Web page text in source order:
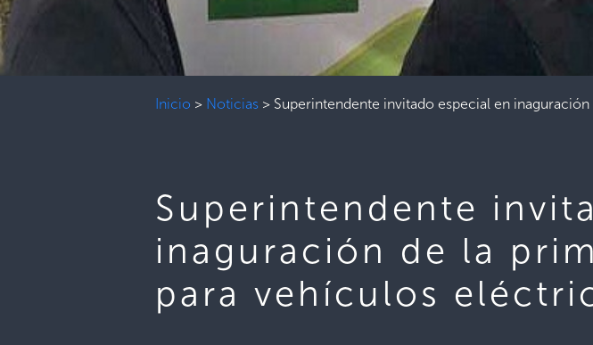
Inicio > Noticias > Superintendente invitado especial en
Superintendente
inaguración de la
para vehículos